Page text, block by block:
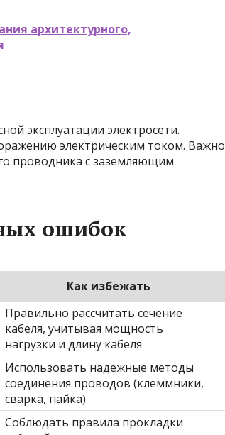
архитектурного,
эксплуатации электросети.
электрическим током. Важно
проводника с заземляющим
ошибок
Как избежать
Правильно рассчитать сечение
кабеля, учитывая мощность
нагрузки и длину кабеля
Использовать надежные методы
соединения проводов (клеммники,
сварка, пайка)
Соблюдать правила прокладки